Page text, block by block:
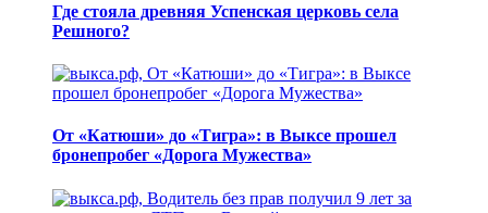
Где стояла древняя Успенская церковь села
Решного?
От «Катюши» до «Тигра»: в Выксе прошел
бронепробег «Дорога Мужества»